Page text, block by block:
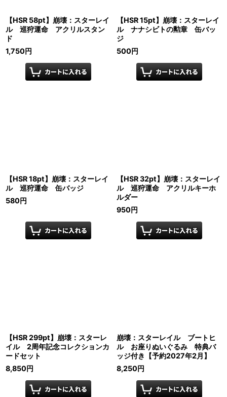
【HSR 58pt】崩壊：スターレイ
ル 巡狩運命 アクリルスタン
ド
1,750円
【HSR 15pt】崩壊：スターレイ
ル ナナシビトの勲章 缶バッ
ジ
500円
【HSR 18pt】崩壊：スターレイ
ル 巡狩運命 缶バッジ
580円
【HSR 32pt】崩壊：スターレイ
ル 巡狩運命 アクリルキーホ
ルダー
950円
【HSR 299pt】崩壊：スターレ
イル 2周年記念コレクションカ
ードセット
8,850円
崩壊：スターレイル ブートヒ
ル お座りぬいぐるみ 特典バ
ッジ付き【予約2027年2月】
8,250円